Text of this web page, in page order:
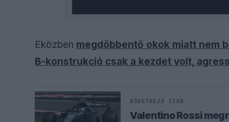
Eközben megdöbbentő okok miatt nem
B-konstrukció csak a kezdet volt,
KÖVETKEZŐ CIKK
Valentino Rossi